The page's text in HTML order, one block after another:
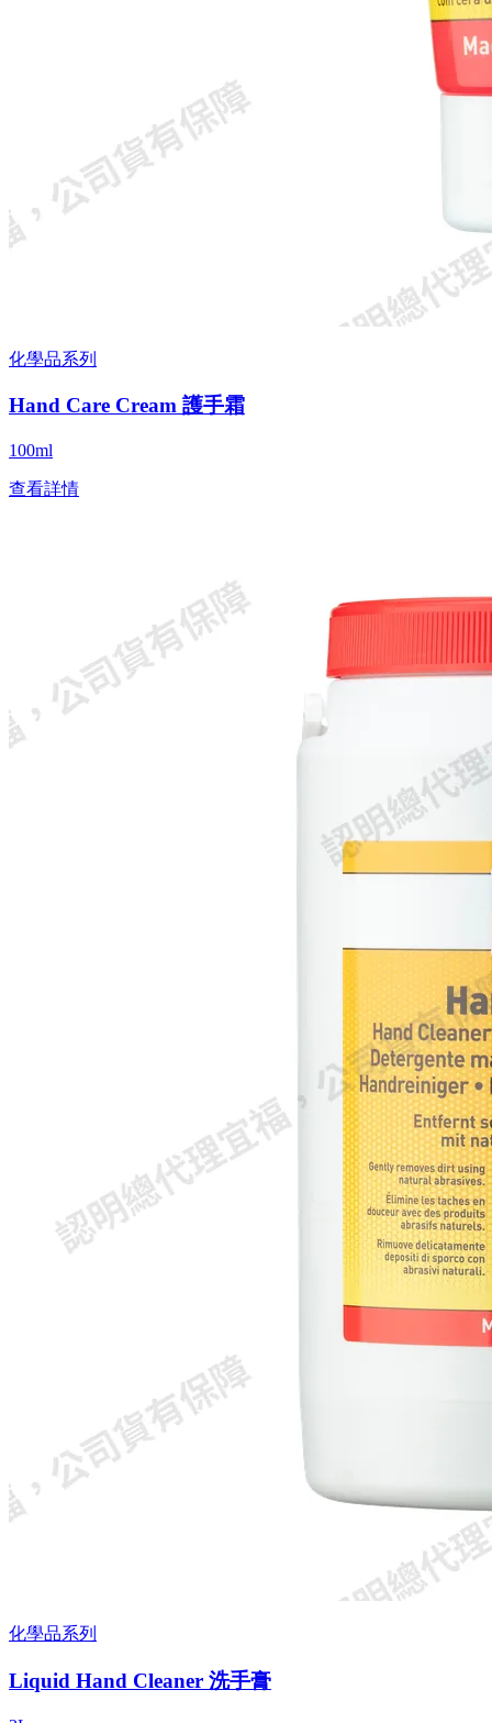
化學品系列
Hand Care Cream 護手霜
100ml
查看詳情
化學品系列
Liquid Hand Cleaner 洗手膏